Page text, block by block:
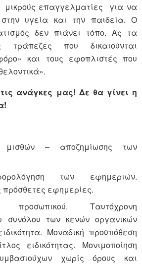
μικρούς επαγγελματίες για να
υγεία και την παιδεία. Ο
δεν πιάνει τόπο. Ας τα
που δικαιούνται
και τους εφοπλιστές που
ανάγκες μας! Δε θα γίνει η
μισθών – αποζημίωσης των
των εφημεριών.
εφημερίες.
προσωπικού. Ταυτόχρονη
συνόλου των κενών οργανικών
Μοναδική προϋπόθεση
ειδικότητας. Μονιμοποίηση
χωρίς όρους και